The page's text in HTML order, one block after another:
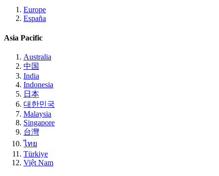
Europe
España
Asia Pacific
Australia
中国
India
Indonesia
日本
대한민국
Malaysia
Singapore
台灣
ไทย
Türkiye
Việt Nam